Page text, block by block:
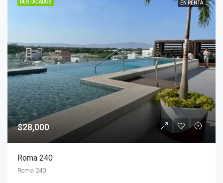
DESTACADOS EN RENTA
$28,000
Roma 240
Roma 240